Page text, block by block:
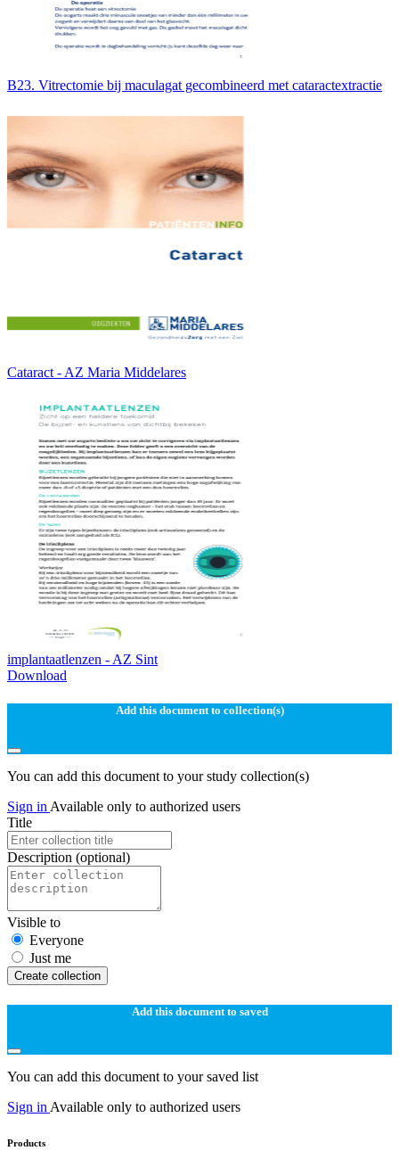
B23. Vitrectomie bij maculagat gecombineerd met cataractextractie
Cataract - AZ Maria Middelares
implantaatlenzen - AZ Sint
Download
Add this document to collection(s)
You can add this document to your study collection(s)
Sign in Available only to authorized users
Title
Description (optional)
Visible to
Everyone
Just me
Create collection
Add this document to saved
You can add this document to your saved list
Sign in Available only to authorized users
Products